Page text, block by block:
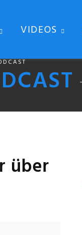
VIDEOS
über